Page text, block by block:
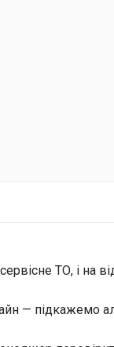
ТО, і на
— підкажемо